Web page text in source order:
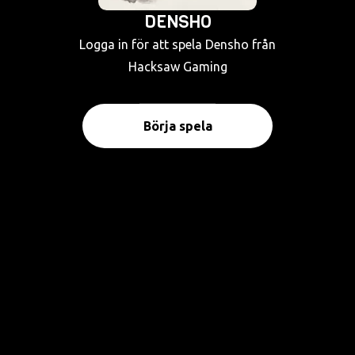
DENSHO
Logga in för att spela Densho från
Hacksaw Gaming
Börja spela